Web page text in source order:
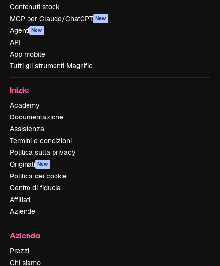
Contenuti stock
MCP per Claude/ChatGPT New
Agenti New
API
App mobile
Tutti gli strumenti Magnific
Inizia
Academy
Documentazione
Assistenza
Termini e condizioni
Politica sulla privacy
Originali New
Politica dei cookie
Centro di fiducia
Affiliati
Aziende
Azienda
Prezzi
Chi siamo